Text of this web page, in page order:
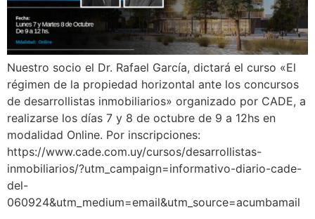
Nuestro socio el Dr. Rafael García, dictará el curso «El
régimen de la propiedad horizontal ante los concursos
de desarrollistas inmobiliarios» organizado por CADE, a
realizarse los días 7 y 8 de octubre de 9 a 12hs en
modalidad Online. Por inscripciones:
https://www.cade.com.uy/cursos/desarrollistas-
inmobiliarios/?utm_campaign=informativo-diario-cade-
del-
060924&utm_medium=email&utm_source=acumbamail